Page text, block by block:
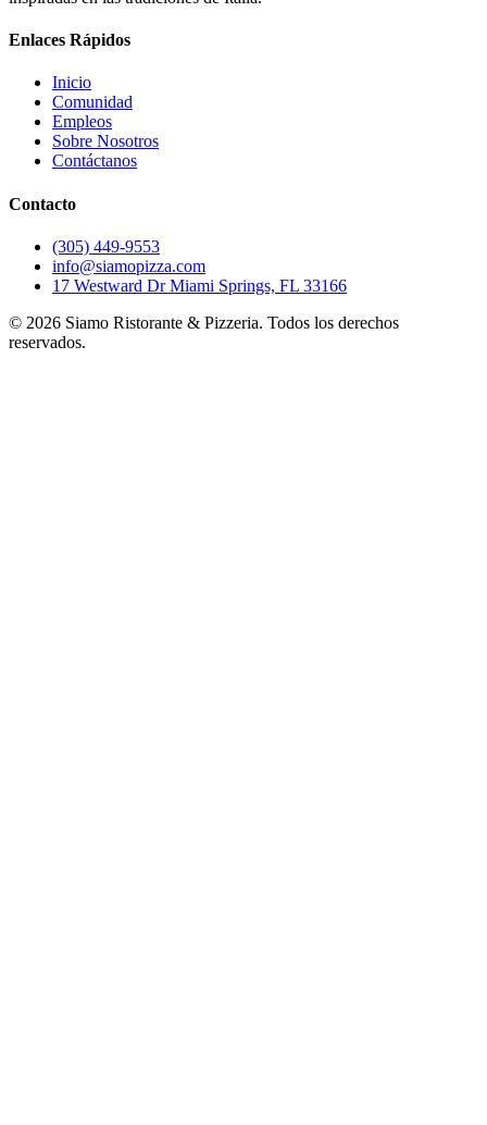
Enlaces Rápidos
Inicio
Comunidad
Empleos
Sobre Nosotros
Contáctanos
Contacto
(305) 449-9553
info@siamopizza.com
17 Westward Dr Miami Springs, FL 33166
© 2026 Siamo Ristorante & Pizzeria. Todos los derechos
reservados.